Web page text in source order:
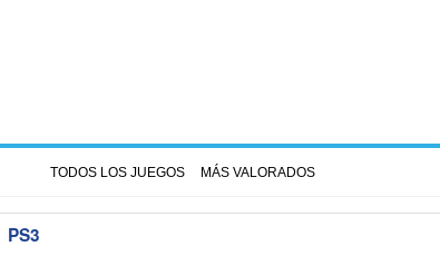
TODOS LOS JUEGOS MÁS VALORADOS
PS3